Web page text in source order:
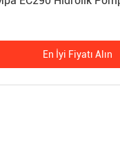
En İyi Fiyatı Alın